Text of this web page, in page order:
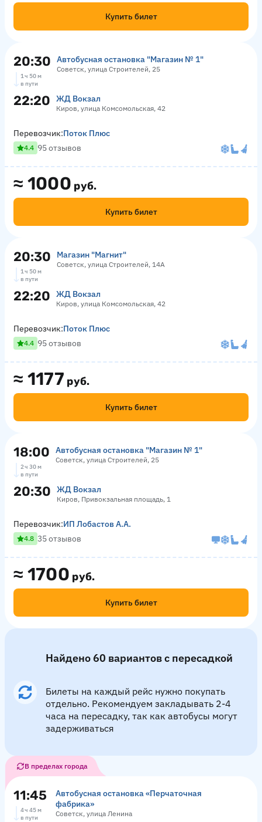
Купить билет
20:30 Автобусная остановка "Магазин № 1"
Советск, улица Строителей, 25
1 ч 50 м
в пути
22:20 ЖД Вокзал
Киров, улица Комсомольская, 42
≈ 1000 руб.
Купить билет
Перевозчик:Поток Плюс
4.4 95 отзывов
20:30 Магазин "Магнит"
Советск, улица Строителей, 14А
1 ч 50 м
в пути
22:20 ЖД Вокзал
Киров, улица Комсомольская, 42
≈ 1177 руб.
Купить билет
Перевозчик:Поток Плюс
4.4 95 отзывов
18:00 Автобусная остановка "Магазин № 1"
Советск, улица Строителей, 25
2 ч 30 м
в пути
20:30 ЖД Вокзал
Киров, Привокзальная площадь, 1
≈ 1700 руб.
Купить билет
Перевозчик:ИП Лобастов А.А.
4.8 35 отзывов
Найдено 60 вариантов с пересадкой
Билеты на каждый рейс нужно покупать
отдельно. Рекомендуем закладывать 2-4
часа на пересадку, так как автобусы могут
задерживаться
В пределах города
11:45
Автобусная остановка «Перчаточная
фабрика»
Советск, улица Ленина
4 ч 45 м
в пути